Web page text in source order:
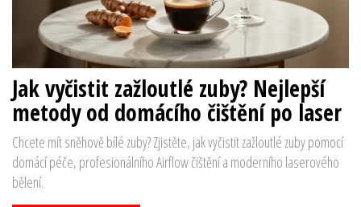
Jak vyčistit zažloutlé zuby? Nejlepší
metody od domácího čištění po laser
Chcete mít sněhově bílé zuby? Zjistěte, jak vyčistit zažloutlé zuby pomocí
domácí péče, profesionálního Airflow čištění a moderního laserového
bělení.